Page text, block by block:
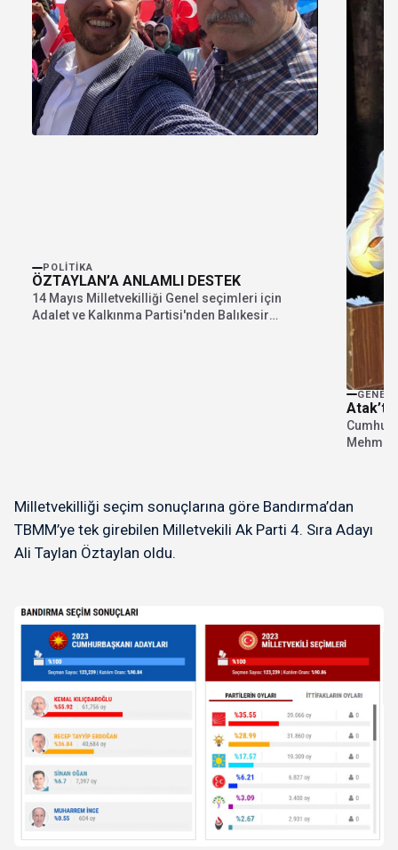
POLITIKA
ÖZTAYLAN’A ANLAMLI DESTEK
14 Mayıs Milletvekilliği Genel seçimleri için
Adalet ve Kalkınma Partisi'nden Balıkesir
GENEL
Mehmet
Milletvekilliği seçim sonuçlarına göre Bandırma’dan
TBMM’ye tek girebilen Milletvekili Ak Parti 4. Sıra Adayı
Ali Taylan Öztaylan oldu.